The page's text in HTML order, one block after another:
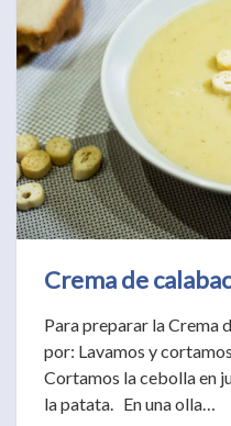
Crema de
Para preparar la Crema
por: Lavamos y
Cortamos la cebolla en
la patata. En una olla…